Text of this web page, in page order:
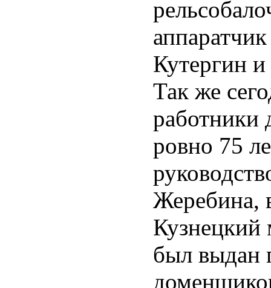
Кутергин
Так же
работники
ровно 75
Жеребина,
Кузнецкий
был выдан